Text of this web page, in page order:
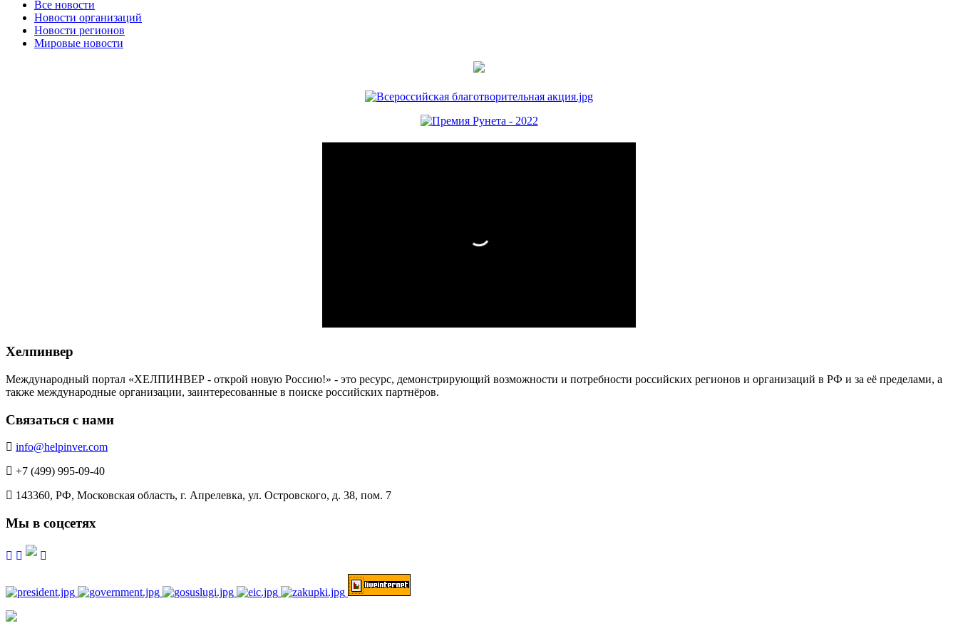
Все новости
Новости организаций
Новости регионов
Мировые новости
Хелпинвер
Международный портал «ХЕЛПИНВЕР - открой новую Россию!» - это ресурс, демонстрирующий возможности и потребности российских регионов и организаций в РФ и за её пределами, а
также международные организации, заинтересованные в поиске российских партнёров.
Связаться с нами
info@helpinver.com
+7 (499) 995-09-40
143360, РФ, Московская область, г. Апрелевка, ул. Островского, д. 38, пом. 7
Мы в соцсетях